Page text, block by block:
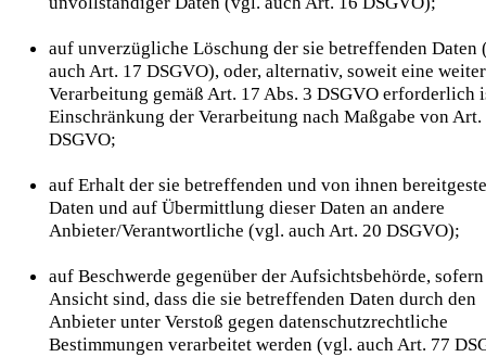
auf unverzügliche Löschung der sie betreffenden Daten
auch Art. 17 DSGVO), oder, alternativ, soweit eine
Verarbeitung gemäß Art. 17 Abs. 3 DSGVO erforderlich
Einschränkung der Verarbeitung nach Maßgabe von Art.
DSGVO;
auf Erhalt der sie betreffenden und von ihnen
Daten und auf Übermittlung dieser Daten an andere
Anbieter/Verantwortliche (vgl. auch Art. 20 DSGVO);
auf Beschwerde gegenüber der Aufsichtsbehörde,
Ansicht sind, dass die sie betreffenden Daten durch den
Anbieter unter Verstoß gegen datenschutzrechtliche
Bestimmungen verarbeitet werden (vgl. auch Art. 77